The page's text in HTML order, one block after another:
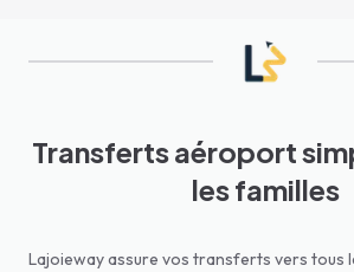
Transferts aéroport
les familles
Lajoieway assure vos transferts vers tous